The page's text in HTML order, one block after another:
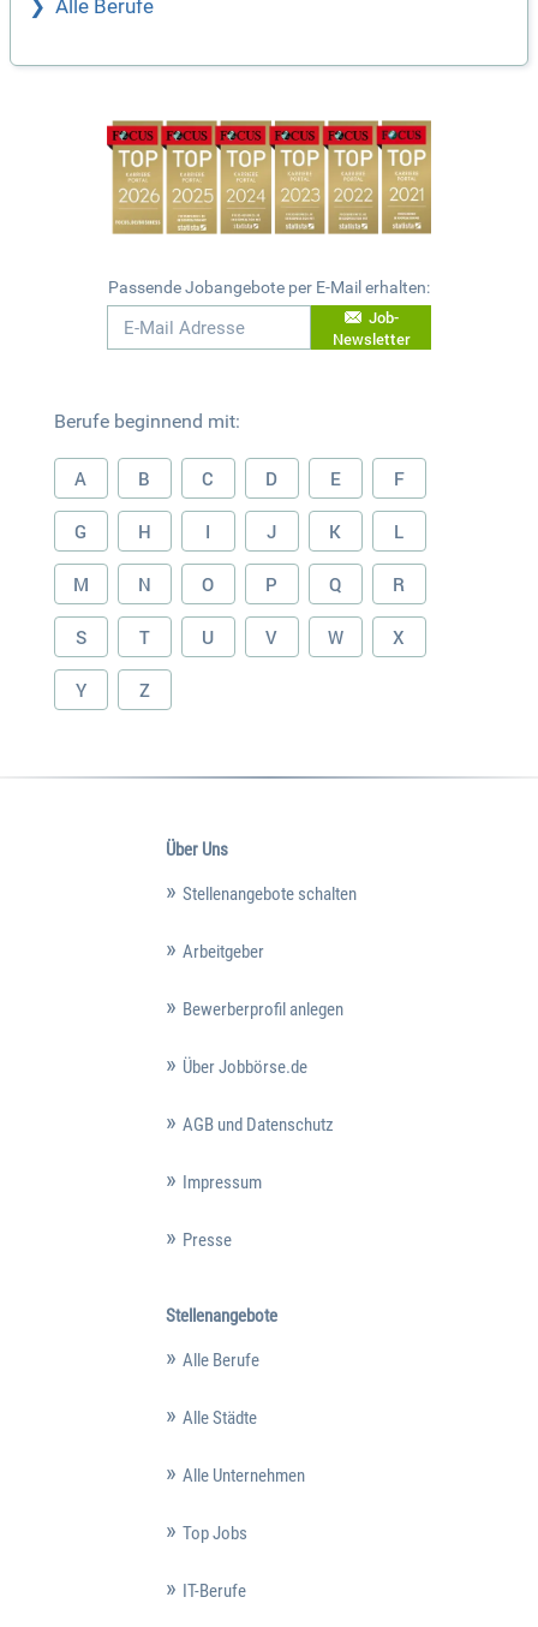
Alle Berufe
Passende Jobangebote per E-Mail erhalten:
Job-
Newsletter
Berufe beginnend mit:
A B C D E F
G H I J K L
M N O P Q R
S T U V W X
Y Z
Über Uns
Stellenangebote schalten
Arbeitgeber
Bewerberprofil anlegen
Über Jobbörse.de
AGB und Datenschutz
Impressum
Presse
Stellenangebote
Alle Berufe
Alle Städte
Alle Unternehmen
Top Jobs
IT-Berufe